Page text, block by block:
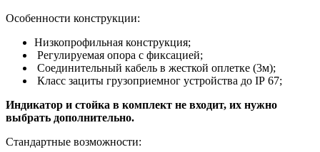
Особенности конструкции:
Низкопрофильная конструкция;
Регулируемая опора с фиксацией;
Соединительный кабель в жесткой оплетке (3м);
Класс зациты грузоприемног устройства до IP 67;
Индикатор и стойка в комплект не входит, их нужно
выбрать дополнительно.
Стандартные возможности: